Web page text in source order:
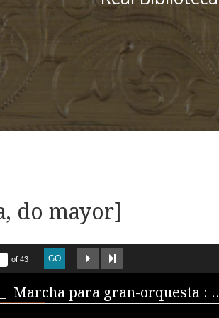
do mayor]
of 43 GO
NEXT IMAGE
Viewer Marcha para gran-